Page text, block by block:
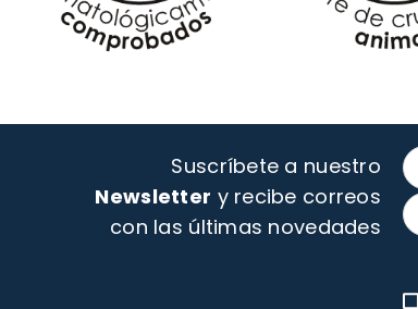
Suscríbete a nuestro
Newsletter y recibe correos
con las últimas novedades